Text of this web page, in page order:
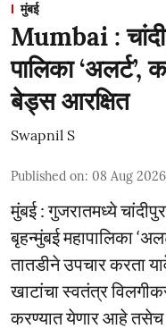
मुंबई
Mumbai :
पालिका
बेड्स आरक्षित
Swapnil S
Published on: 08 Aug
मुंबई : गुजरातमध्ये
बृहन्मुंबई महापालिका
तातडीने उपचार करता
खाटांचा स्वतंत्र
करण्यात येणार आहे तसेच